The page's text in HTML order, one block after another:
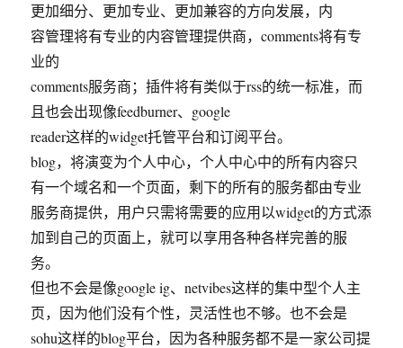
更加细分、更加专业、更加兼容的方向发展，内
容管理将有专业的内容管理提供商，comments将有专
业的
comments服务商；插件将有类似于rss的统一标准，而
且也会出现像feedburner、google
reader这样的widget托管平台和订阅平台。
blog，将演变为个人中心，个人中心中的所有内容只
有一个域名和一个页面，剩下的所有的服务都由专业
服务商提供，用户只需将需要的应用以widget的方式添
加到自己的页面上，就可以享用各种各样完善的服
务。
但也不会是像google ig、netvibes这样的集中型个人主
页，因为他们没有个性，灵活性也不够。也不会是
sohu这样的blog平台，因为各种服务都不是一家公司提